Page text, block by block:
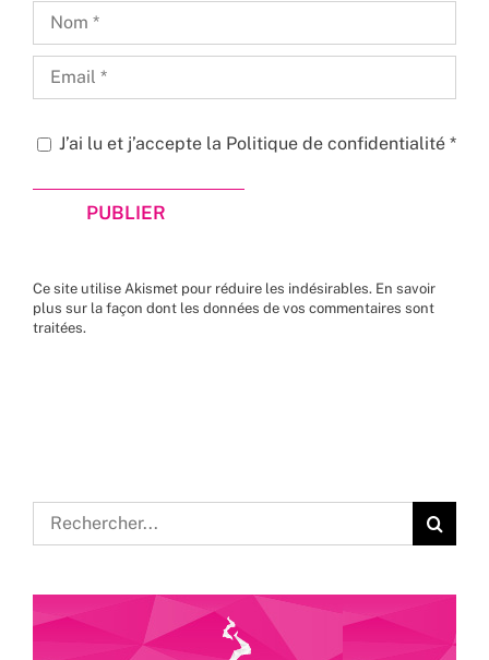
J’ai lu et j’accepte la Politique de confidentialité *
Ce site utilise Akismet pour réduire les indésirables. En savoir
plus sur la façon dont les données de vos commentaires sont
traitées.
Rechercher: